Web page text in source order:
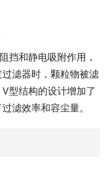
挡和静电吸附作用，
滤器时，颗粒物被滤
型结构的设计增加了
滤效率和容尘量。